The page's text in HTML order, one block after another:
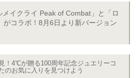
メイクライ Peak of Combat」と「ロ
がコラボ！8月6日より新バージョン
！4℃が贈る100周年記念ジュエリーコ
のお気に入りを見つけよう